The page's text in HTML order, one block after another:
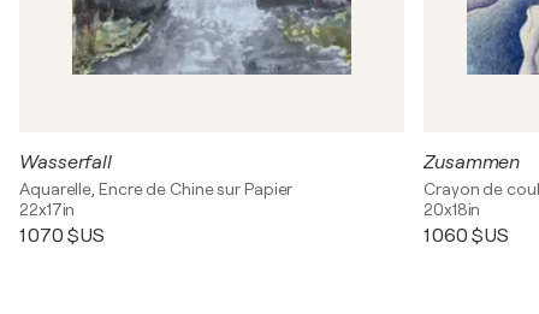
Wasserfall
Aquarelle, Encre de Chine sur Papier
22x17in
1 070 $US
Zusammen
Crayon de
20x18in
1 060 $US